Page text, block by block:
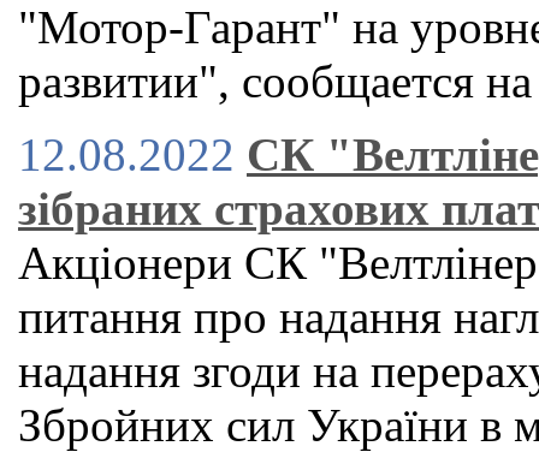
"Мотор-Гарант" на
развитии", сообщается на
12.08.2022 СК
зібраних страхових
Акціонери СК
питання про надання
надання згоди на
Збройних сил України в